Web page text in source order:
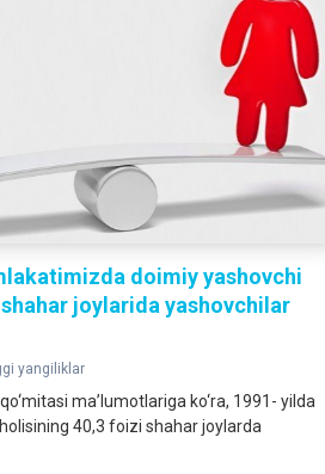
doimiy yashovchi
joylarida yashovchilar
yangiliklar
ma’lumotlariga ko‘ra, 1991- yilda
40,3 foizi shahar joylarda